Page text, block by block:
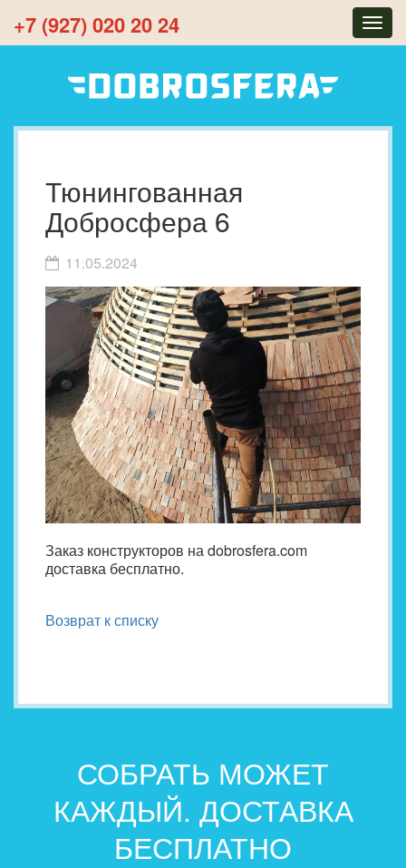
+7 (927) 020 20 24
Тюнингованная
Добросфера 6
11.05.2024
Заказ конструкторов на dobrosfera.com
доставка бесплатно.
Возврат к списку
СОБРАТЬ МОЖЕТ
КАЖДЫЙ. ДОСТАВКА
БЕСПЛАТНО